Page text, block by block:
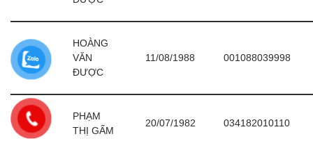
649
HOÀNG
VĂN
ĐƯỢC
11/08/1988 001088039998
94
PHẠM
THỊ GẤM
20/07/1982 034182010110